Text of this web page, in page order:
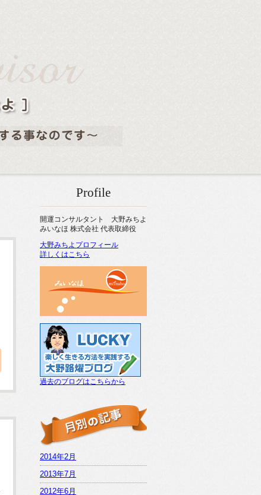
Profile
開運コンサルタント 大野みちよ
みいなほ 株式会社 代表取締役
大野みちよプロフィール
詳しくはこちら
過去のブログはこちらから
2014年2月
2013年7月
2012年6月